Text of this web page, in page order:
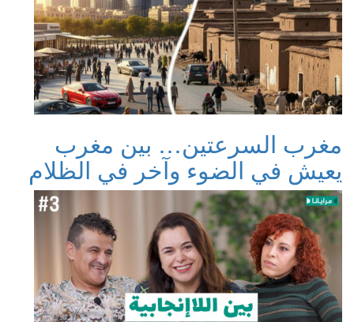
مغرب السرعتين… بين مغرب
يعيش في الضوء وآخر في الظلام